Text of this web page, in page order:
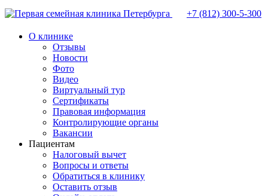
+7 (812) 300-5-300
О клинике
Отзывы
Новости
Фото
Видео
Виртуальный тур
Сертификаты
Правовая информация
Контролирующие органы
Вакансии
Пациентам
Налоговый вычет
Вопросы и ответы
Обратиться в клинику
Оставить отзыв